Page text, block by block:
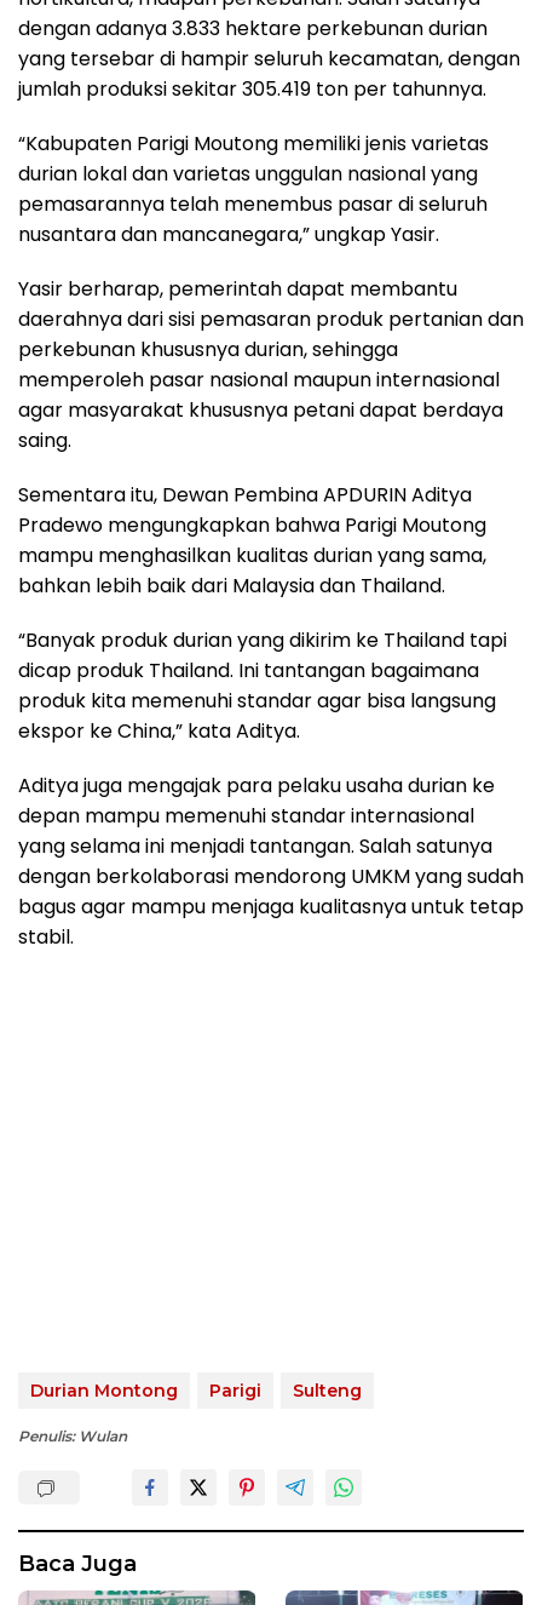
dengan adanya 3.833 hektare perkebunan durian
yang tersebar di hampir seluruh kecamatan, dengan
jumlah produksi sekitar 305.419 ton per tahunnya.
“Kabupaten Parigi Moutong memiliki jenis varietas
durian lokal dan varietas unggulan nasional yang
pemasarannya telah menembus pasar di seluruh
nusantara dan mancanegara,” ungkap Yasir.
Yasir berharap, pemerintah dapat membantu
daerahnya dari sisi pemasaran produk pertanian dan
perkebunan khususnya durian, sehingga
memperoleh pasar nasional maupun internasional
agar masyarakat khususnya petani dapat berdaya
saing.
Sementara itu, Dewan Pembina APDURIN Aditya
Pradewo mengungkapkan bahwa Parigi Moutong
mampu menghasilkan kualitas durian yang sama,
bahkan lebih baik dari Malaysia dan Thailand.
“Banyak produk durian yang dikirim ke Thailand tapi
dicap produk Thailand. Ini tantangan bagaimana
produk kita memenuhi standar agar bisa langsung
ekspor ke China,” kata Aditya.
Aditya juga mengajak para pelaku usaha durian ke
depan mampu memenuhi standar internasional
yang selama ini menjadi tantangan. Salah satunya
dengan berkolaborasi mendorong UMKM yang sudah
bagus agar mampu menjaga kualitasnya untuk tetap
stabil.
Durian Montong Parigi Sulteng
Penulis: Wulan
Baca Juga